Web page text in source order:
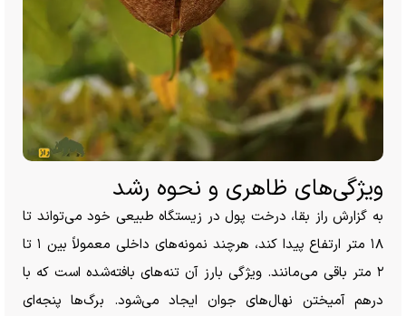
ویژگی‌های ظاهری و نحوه رشد
به گزارش راز بقا، درخت پول در زیستگاه طبیعی خود می‌تواند تا
۱۸ متر ارتفاع پیدا کند، هرچند نمونه‌های داخلی معمولاً بین ۱ تا
۲ متر باقی می‌مانند. ویژگی بارز آن تنه‌های بافته‌شده است که با
درهم آمیختن نهال‌های جوان ایجاد می‌شود. برگ‌ها پنجه‌ای